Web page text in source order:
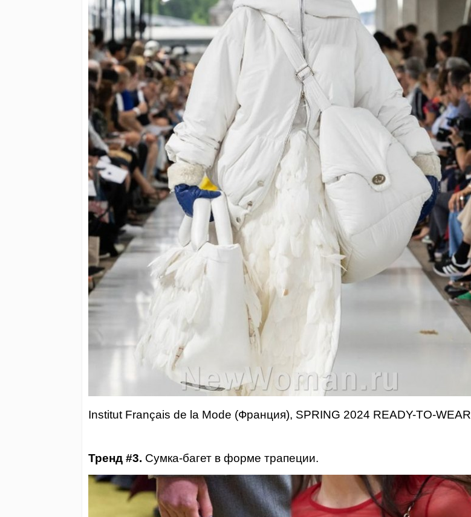
Institut Français de la Mode (Франция), SPRING 2024 READY-TO-WEAR
Тренд #3. Сумка-багет в форме трапеции.